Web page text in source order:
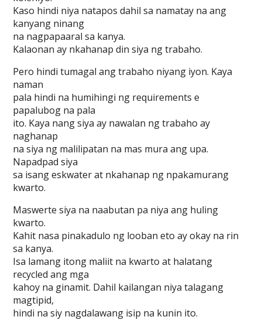
Kaso hindi niya natapos dahil sa namatay na ang
kanyang ninang
na nagpapaaral sa kanya.
Kalaonan ay nkahanap din siya ng trabaho.
Pero hindi tumagal ang trabaho niyang iyon. Kaya
naman
pala hindi na humihingi ng requirements e
papalubog na pala
ito. Kaya nang siya ay nawalan ng trabaho ay
naghanap
na siya ng malilipatan na mas mura ang upa.
Napadpad siya
sa isang eskwater at nkahanap ng npakamurang
kwarto.
Maswerte siya na naabutan pa niya ang huling
kwarto.
Kahit nasa pinakadulo ng looban eto ay okay na rin
sa kanya.
Isa lamang itong maliit na kwarto at halatang
recycled ang mga
kahoy na ginamit. Dahil kailangan niya talagang
magtipid,
hindi na siy nagdalawang isip na kunin ito.